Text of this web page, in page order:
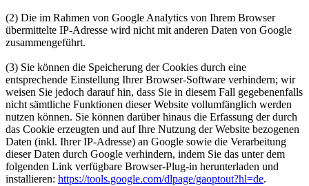
(2) Die im Rahmen von Google Analytics von Ihrem Browser
übermittelte IP-Adresse wird nicht mit anderen Daten von Google
zusammengeführt.
(3) Sie können die Speicherung der Cookies durch eine
entsprechende Einstellung Ihrer Browser-Software verhindern; wir
weisen Sie jedoch darauf hin, dass Sie in diesem Fall gegebenenfalls
nicht sämtliche Funktionen dieser Website vollumfänglich werden
nutzen können. Sie können darüber hinaus die Erfassung der durch
das Cookie erzeugten und auf Ihre Nutzung der Website bezogenen
Daten (inkl. Ihrer IP-Adresse) an Google sowie die Verarbeitung
dieser Daten durch Google verhindern, indem Sie das unter dem
folgenden Link verfügbare Browser-Plug-in herunterladen und
installieren: https://tools.google.com/dlpage/gaoptout?hl=de.